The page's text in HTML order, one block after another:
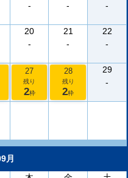
-
-
-
20
-
21
-
22
-
27
残り
2枠
28
残り
2枠
29
-
月